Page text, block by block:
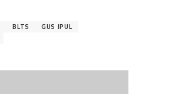
BLTS
GUS IPUL